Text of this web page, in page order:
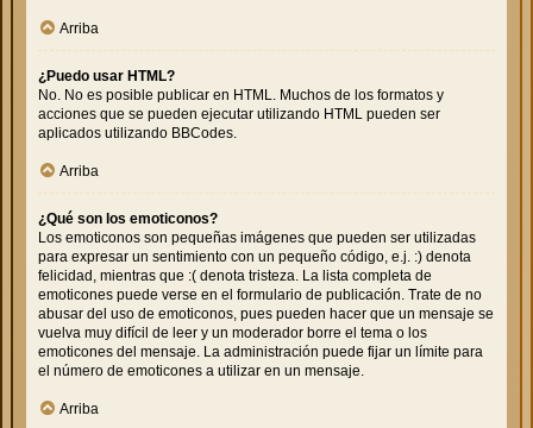
Arriba
¿Puedo usar HTML?
No. No es posible publicar en HTML. Muchos de los formatos y
acciones que se pueden ejecutar utilizando HTML pueden ser
aplicados utilizando BBCodes.
Arriba
¿Qué son los emoticonos?
Los emoticonos son pequeñas imágenes que pueden ser utilizadas
para expresar un sentimiento con un pequeño código, e.j. :) denota
felicidad, mientras que :( denota tristeza. La lista completa de
emoticones puede verse en el formulario de publicación. Trate de no
abusar del uso de emoticonos, pues pueden hacer que un mensaje se
vuelva muy difícil de leer y un moderador borre el tema o los
emoticones del mensaje. La administración puede fijar un límite para
el número de emoticones a utilizar en un mensaje.
Arriba